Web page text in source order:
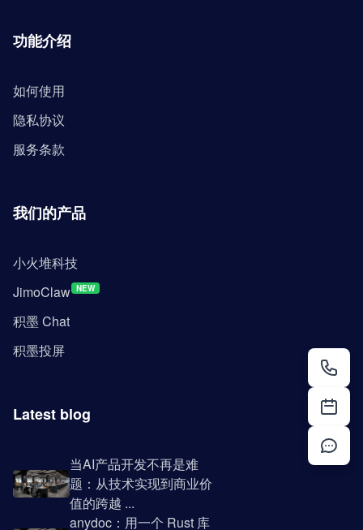
功能介绍
如何使用
隐私协议
服务条款
我们的产品
小火堆科技
JimoClaw NEW
积墨 Chat
积墨投屏
Latest blog
当AI产品开发不再是难
题：从技术实现到商业价
值的跨越 ...
anydoc：用一个 Rust 库